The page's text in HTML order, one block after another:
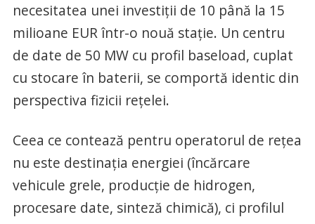
necesitatea unei investiții de 10 până la 15
milioane EUR într-o nouă stație. Un centru
de date de 50 MW cu profil baseload, cuplat
cu stocare în baterii, se comportă identic din
perspectiva fizicii rețelei.
Ceea ce contează pentru operatorul de rețea
nu este destinația energiei (încărcare
vehicule grele, producție de hidrogen,
procesare date, sinteză chimică), ci profilul